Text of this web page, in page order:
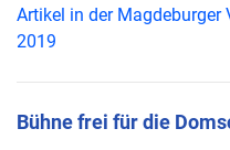
Artikel in der
2019
Bühne frei für die